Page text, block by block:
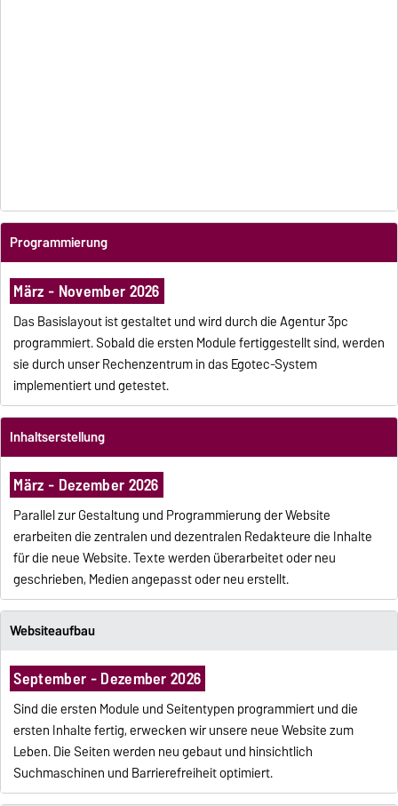
Programmierung
März - November 2026
Das Basislayout ist gestaltet und wird durch die Agentur 3pc
programmiert. Sobald die ersten Module fertiggestellt sind, werden
sie durch unser Rechenzentrum in das Egotec-System
implementiert und getestet.
Inhaltserstellung
März - Dezember 2026
Parallel zur Gestaltung und Programmierung der Website
erarbeiten die zentralen und dezentralen Redakteure die Inhalte
für die neue Website. Texte werden überarbeitet oder neu
geschrieben, Medien angepasst oder neu erstellt.
Websiteaufbau
September - Dezember 2026
Sind die ersten Module und Seitentypen programmiert und die
ersten Inhalte fertig, erwecken wir unsere neue Website zum
Leben. Die Seiten werden neu gebaut und hinsichtlich
Suchmaschinen und Barrierefreiheit optimiert.